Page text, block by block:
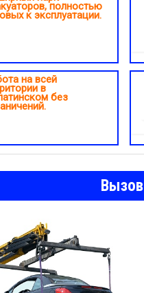
полностью
к эксплуатации.
на всей
в
без